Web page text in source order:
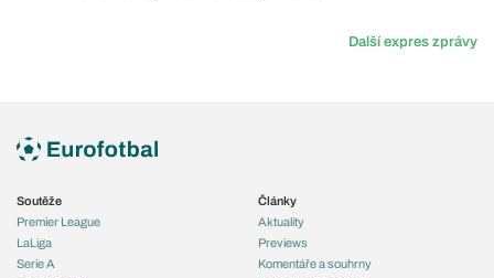
Další expres zprávy
Soutěže
Premier League
LaLiga
Serie A
Články
Aktuality
Previews
Komentáře a souhrny